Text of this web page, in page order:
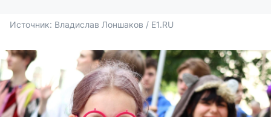
Источник: Владислав Лоншаков / E1.RU